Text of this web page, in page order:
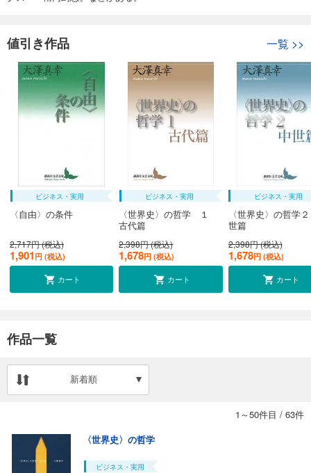
値引き作品 一覧 >>
ビジネス・実用
〈自由〉の条件
2,717円 (税込)
1,901 円 (税込)
カート
ビジネス・実用
〈世界史〉の哲学 １
古代篇
2,398円 (税込)
1,678円 (税込)
カート
ビジネス・実用
〈世界史〉の哲学
世篇
2,398円 (税込)
1,678円 (税込)
カート
作品一覧
新着順
1～50件目 / 63件
〈世界史〉の哲学
ビジネス・実用